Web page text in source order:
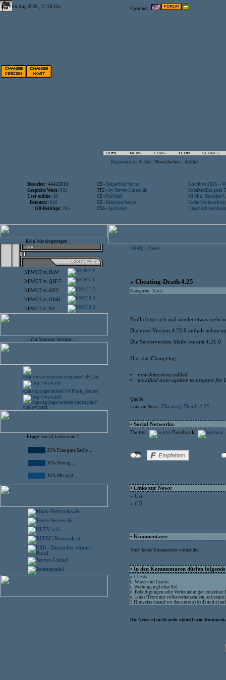
06.Aug.2026 , 17:30 Uhr Optionen:
Registration - Suche - News Archiv - Artikel
Besucher: 44422813 CS - SniperWar Server
Goodbye 2025 –
Gespielte Wars: 803 TF2 - by Server-United.de
SofaDaddler goes
User online: 19 CS - FunYard
40 Mio. Beuscher
Benutzer: 618 CS - Mansion Server
Frohe
GB-Beiträge: 285 CSS - Spelunke Unser
Kein War eingetragen
IsF.WOT vs. HoW 2:1
IsF.WOT vs. QSF-7 2:1
IsF.WOT vs.ANV 1:2
IsF.WOT vs. OFaH 0:2
IsF.WOT vs. SA 0:2
- Zur Sponsor Section -
Frage: Social Links sind ?
33% Eine gute Sache ...
33% Nervig ...
33% Mir egal ...
IsF-Hp > News
» Cheating-Death 4.25
Kategorie: Tools
Endlich tut sich mal wieder etwas mehr
Die neue Version 4.25.0 enthält neben
Die Serverversion bleibt vorerst 4.21.0
Hier das Changelog:
new detections added
modified auto-update to prepare for
Quelle:
Link zur News: Cheating-Death 4.25
• Social Networks:
Twitter:
Facebook:
• Links zur News:
» UA
» CD
• Kommentare:
Noch keine Kommentare vorhanden
• In den Kommentaren dürfen
a. Cheats
b. Warez und Cracks
c. Werbung jeglicher Art
d. Beleidigungen oder Verleumdungen einzelner
e. Links/Texte mit volksverhetzendem,
f. Hinweise darauf wo das unter a) b) d) und e)
Die News ist nicht mehr aktuell neue